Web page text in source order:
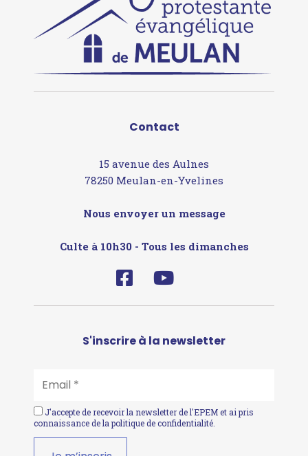
Contact
15 avenue des Aulnes
78250 Meulan-en-Yvelines
Nous envoyer un message
Culte à 10h30 - Tous les dimanches
S'inscrire à la newsletter
J'accepte de recevoir la newsletter de l'EPEM et ai pris
connaissance de la politique de confidentialité